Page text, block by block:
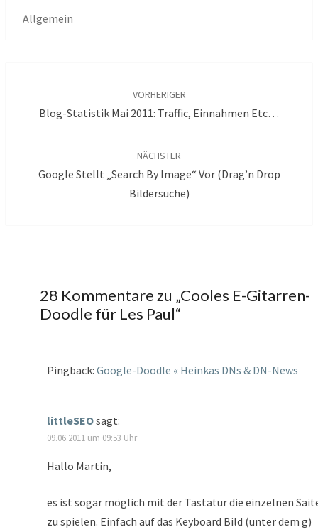
Allgemein
VORHERIGER
Blog-Statistik Mai 2011: Traffic, Einnahmen Etc…
NÄCHSTER
Google Stellt „Search By Image“ Vor (drag’n Drop
Bildersuche)
28 Kommentare zu „Cooles E-Gitarren-
Doodle für Les Paul“
Pingback: Google-Doodle « Heinkas DNs & DN-News
littleSEOsagt:
09.06.2011 um 09:53 Uhr
Hallo Martin,
es ist sogar möglich mit der Tastatur die einzelnen
zu spielen. Einfach auf das Keyboard Bild (unter dem g)